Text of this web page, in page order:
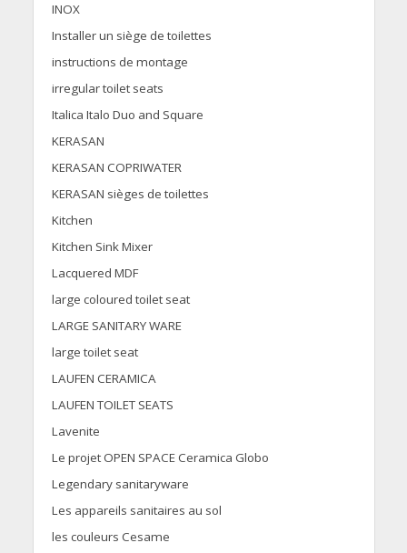
INOX
Installer un siège de toilettes
instructions de montage
irregular toilet seats
Italica Italo Duo and Square
KERASAN
KERASAN COPRIWATER
KERASAN sièges de toilettes
Kitchen
Kitchen Sink Mixer
Lacquered MDF
large coloured toilet seat
LARGE SANITARY WARE
large toilet seat
LAUFEN CERAMICA
LAUFEN TOILET SEATS
Lavenite
Le projet OPEN SPACE Ceramica Globo
Legendary sanitaryware
Les appareils sanitaires au sol
les couleurs Cesame